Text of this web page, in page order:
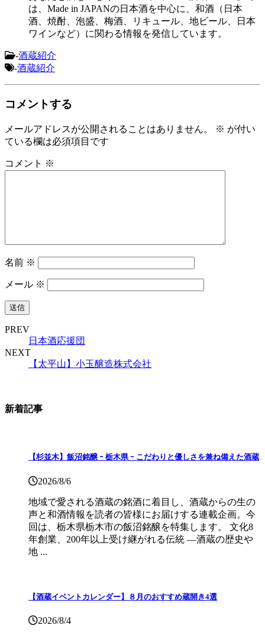
は、Made in JAPANの日本酒を中心に、和酒（日本
酒、焼酎、泡盛、梅酒、リキュール、地ビール、日本
ワインなど）に関わる情報を発信しています。
-酒蔵紹介
-酒蔵紹介
コメントする
メールアドレスが公開されることはありません。 ※ が付い
ている欄は必須項目です
コメント ※
名前 ※
メール ※
PREV
日本酒応援団
NEXT
【太平山】小玉醸造株式会社
新着記事
【杉並木】飯沼銘醸 ｰ 栃木県 ｰ こだわりと優しさを兼ね備えた酒蔵
2026/8/6
地域で愛される酒蔵の銘酒に着目し、酒蔵からの生の
声と和酒情報を読者の皆様にお届けする連載企画。今
回は、栃木県栃木市の飯沼銘醸を特集します。 文化8
年創業、200年以上受け継がれる伝統 ―酒蔵の歴史や
地 ...
【酒蔵イベントカレンダー】８月のおすすめ蔵開き4選
2026/8/4